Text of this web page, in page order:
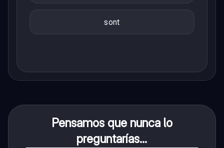
sont
Pensamos que nunca lo
preguntarías...